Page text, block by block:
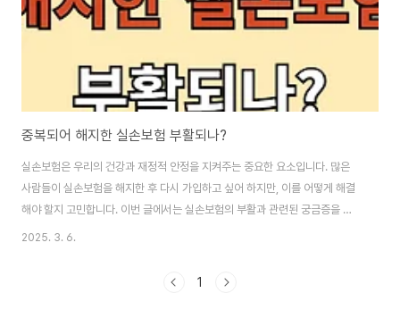
중복되어 해지한 실손보험 부활되나?
실손보험은 우리의 건강과 재정적 안정을 지켜주는 중요한 요소입니다. 많은
사람들이 실손보험을 해지한 후 다시 가입하고 싶어 하지만, 이를 어떻게 해결
해야 할지 고민합니다. 이번 글에서는 실손보험의 부활과 관련된 궁금증을 해
결해 보겠습니다. 부제: 단체/개인 '중복 실손보험' 관리방법 0. 이 글의 순서 1.
개인 실손 정지 유도 5. 이미 해지한 실손 대책은? 6. 결론 7. 함께보면 도움 되
2025. 3. 6.
1